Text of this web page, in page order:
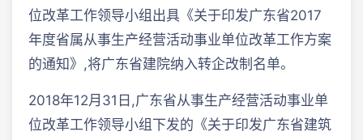
位改革工作领导小组出具《关于印发广东省2017
年度省属从事生产经营活动事业单位改革工作方案
的通知》,将广东省建院纳入转企改制名单。
2018年12月31日,广东省从事生产经营活动事业单
位改革工作领导小组下发的《关于印发广东省建筑